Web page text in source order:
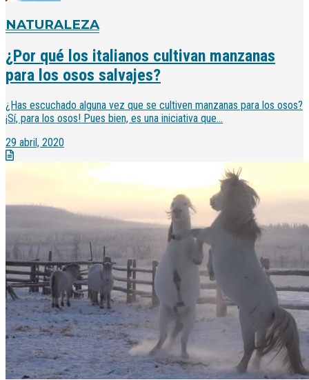
NATURALEZA
¿Por qué los italianos cultivan manzanas
para los osos salvajes?
¿Has escuchado alguna vez que se cultiven manzanas para los osos?
¡Sí, para los osos! Pues bien, es una iniciativa que...
29 abril, 2020